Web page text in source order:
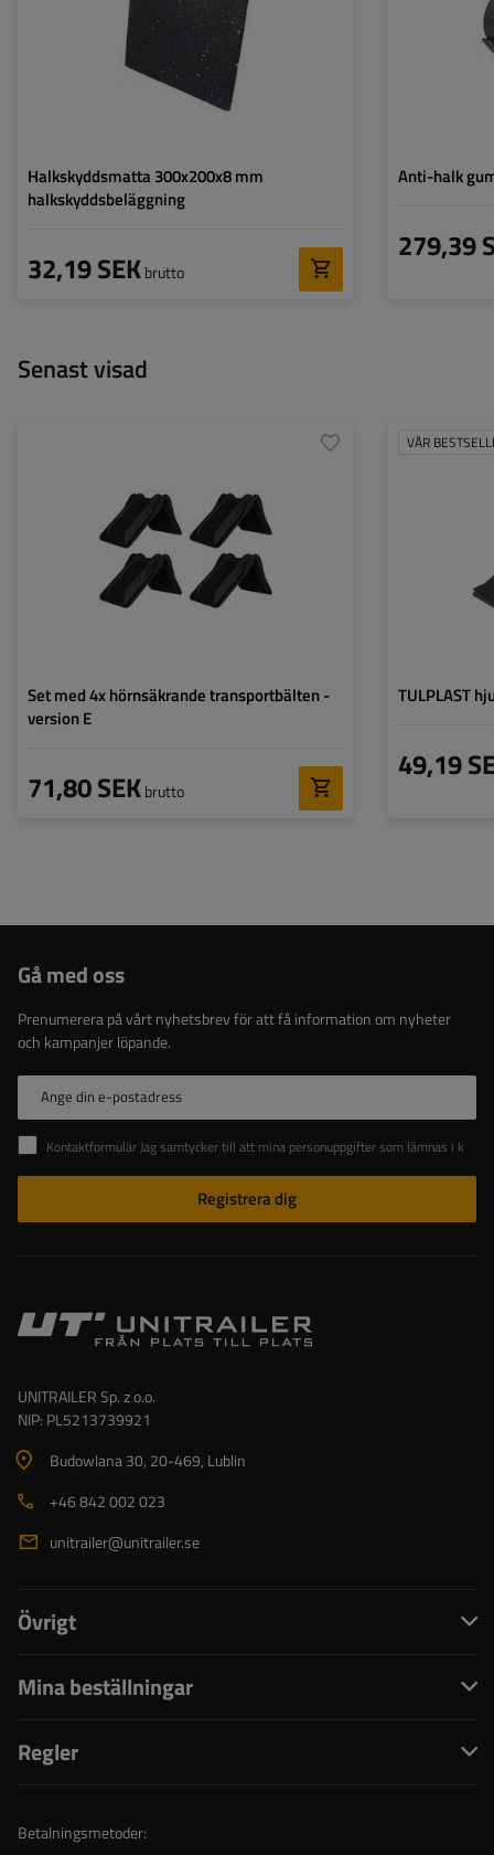
Halkskyddsmatta 300x200x8 mm
halkskyddsbeläggning
32,19 SEKbrutto
Anti-halk
279,39
Senast visad
Set med 4x hörnsäkrande transportbälten -
version E
71,80 SEKbrutto
208,2 mm
153 mm
VÅR
TULPLAST
49,19
Gå med oss
Prenumerera på vårt nyhetsbrev för att få information om nyheter
och kampanjer löpande.
Ange din e-postadress
Kontaktformulär Jag samtycker till att mina personuppgifter som lämnas i kontaktformuläret behandlas i enlighet med Europaparlamentets och rådets förordning (EU).
Registrera dig
UNITRAILER Sp. z o.o.
NIP: PL5213739921
Budowlana 30, 20-469, Lublin
+46 842 002 023
unitrailer@unitrailer.se
Övrigt
Mina beställningar
Regler
Betalningsmetoder: